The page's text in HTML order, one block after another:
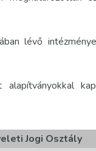
lévő
Jogi Osztály